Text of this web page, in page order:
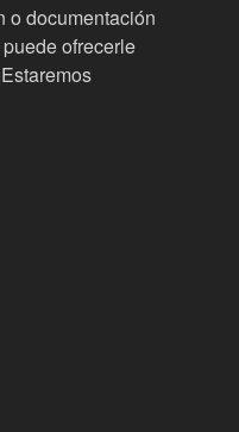
o documentación
ofrecerle